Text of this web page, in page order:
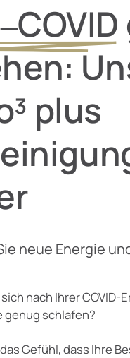
COVID
plus
neue Energie
nach Ihrer
genug schlafen?
Gefühl, dass Ihre